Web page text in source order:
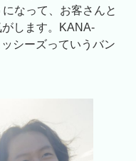
なって、お客さんと
します。KANA-
シーズっていうバン